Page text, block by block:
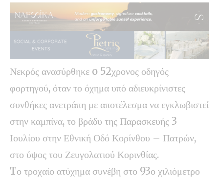
Νεκρός ανασύρθηκε o 52χρονος οδηγός
φορτηγού, όταν το όχημα υπό αδιευκρίνιστες
συνθήκες ανετράπη με αποτέλεσμα να εγκλωβιστεί
στην καμπίνα, το βράδυ της Παρασκευής 3
Ιουλίου στην Εθνική Οδό Κορίνθου – Πατρών,
στο ύψος του Ζευγολατιού Κορινθίας.
Tο τροχαίο ατύχημα συνέβη στο 93ο χιλιόμετρο